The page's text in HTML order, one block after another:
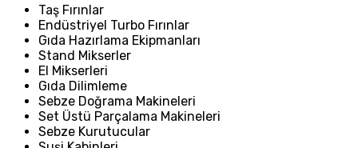
Taş Fırınlar
Endüstriyel Turbo Fırınlar
Gıda Hazırlama Ekipmanları
Stand Mikserler
El Mikserleri
Gıda Dilimleme
Sebze Doğrama Makineleri
Set Üstü Parçalama Makineleri
Sebze Kurutucular